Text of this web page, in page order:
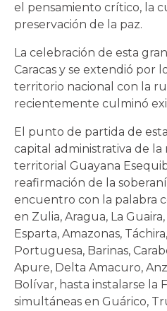
el pensamiento crítico, la
preservación de la paz.
La celebración de esta
Caracas y se extendió por
territorio nacional con la
recientemente culminó
El punto de partida de
capital administrativa de la
territorial Guayana
reafirmación de la
encuentro con la palabra
en Zulia, Aragua, La
Esparta, Amazonas,
Portuguesa, Barinas,
Apure, Delta Amacuro,
Bolívar, hasta instalarse la
simultáneas en Guárico,